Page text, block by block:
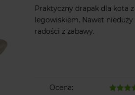
Praktyczny drapak dla kota
legowiskiem. Nawet
radości z zabawy.
Ocena: